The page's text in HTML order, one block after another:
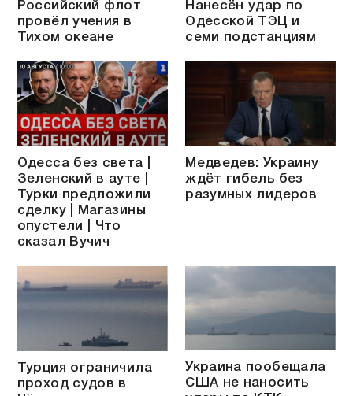
Российский флот
провёл учения в
Тихом океане
Нанесён удар по
Одесской ТЭЦ и
семи подстанциям
Одесса без света |
Зеленский в ауте |
Турки предложили
сделку | Магазины
опустели | Что
сказал Вучич
Медведев: Украину
ждёт гибель без
разумных лидеров
Турция ограничила
проход судов в
Украина пообещала
США не наносить